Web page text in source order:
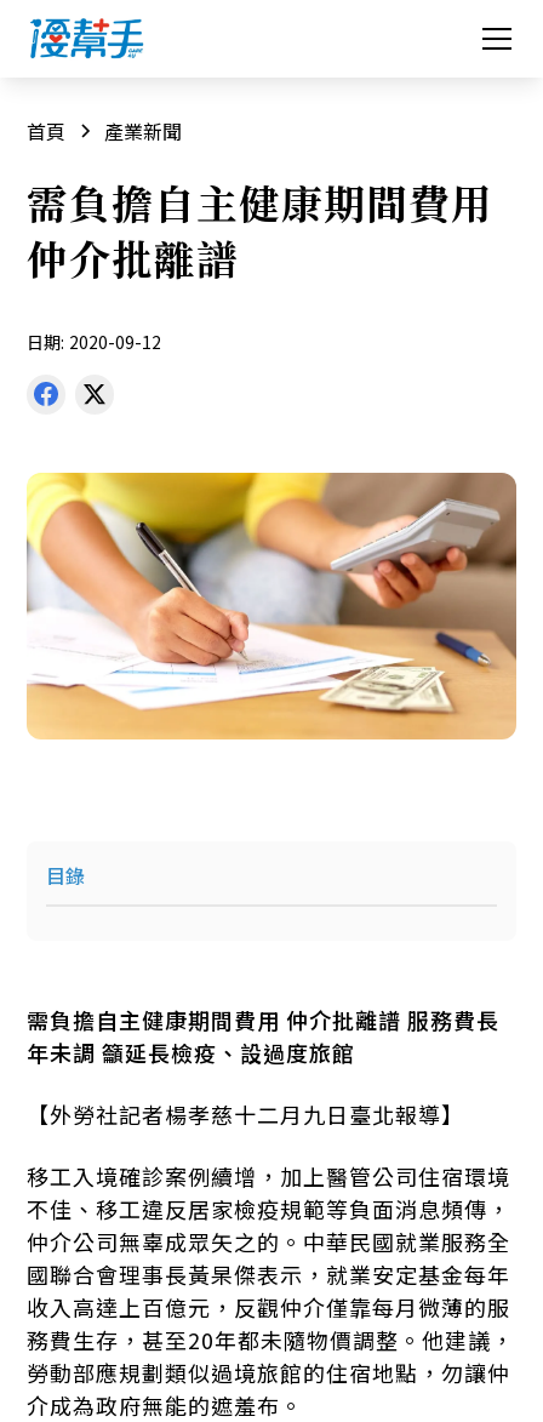
首頁 產業新聞
需負擔自主健康期間費用
仲介批離譜
日期: 2020-09-12
目錄
需負擔自主健康期間費用 仲介批離譜 服務費長
年未調 籲延長檢疫、設過度旅館
【外勞社記者楊孝慈十二月九日臺北報導】
移工入境確診案例續增，加上醫管公司住宿環境
不佳、移工違反居家檢疫規範等負面消息頻傳，
仲介公司無辜成眾矢之的。中華民國就業服務全
國聯合會理事長黃杲傑表示，就業安定基金每年
收入高達上百億元，反觀仲介僅靠每月微薄的服
務費生存，甚至20年都未隨物價調整。他建議，
勞動部應規劃類似過境旅館的住宿地點，勿讓仲
介成為政府無能的遮羞布。